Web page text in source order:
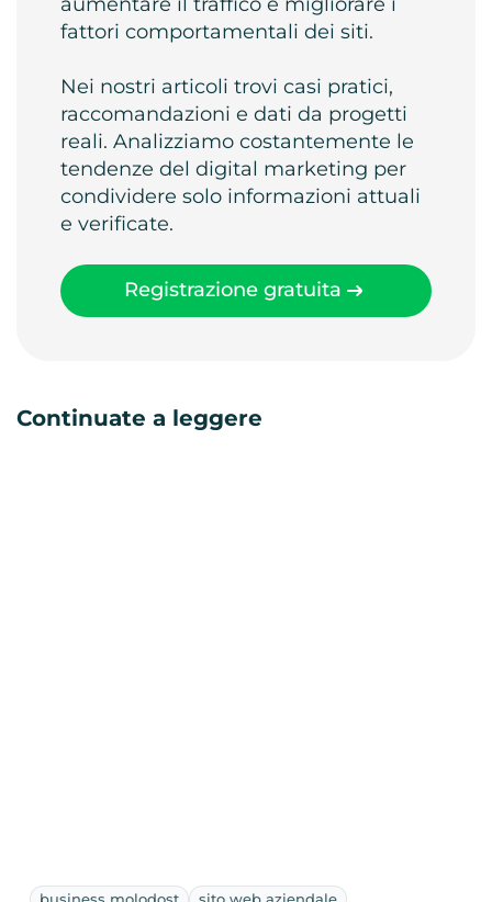
fattori comportamentali dei siti.
Nei nostri articoli trovi casi pratici,
raccomandazioni e dati da progetti
reali. Analizziamo costantemente le
tendenze del digital marketing per
condividere solo informazioni attuali
e verificate.
Registrazione gratuita
Continuate a leggere